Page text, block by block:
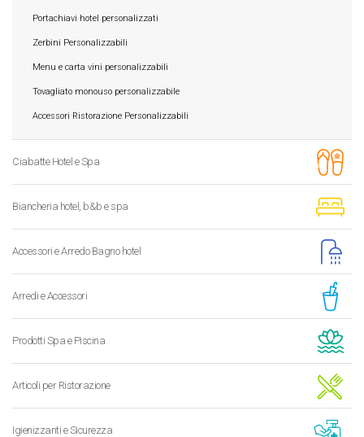
Portachiavi hotel personalizzati
Zerbini Personalizzabili
Menu e carta vini personalizzabili
Tovagliato monouso personalizzabile
Accessori Ristorazione Personalizzabili
Ciabatte Hotel e Spa
Biancheria hotel, b&b e spa
Accessori e Arredo Bagno hotel
Arredi e Accessori
Prodotti Spa e Piscina
Articoli per Ristorazione
Igienizzanti e Sicurezza